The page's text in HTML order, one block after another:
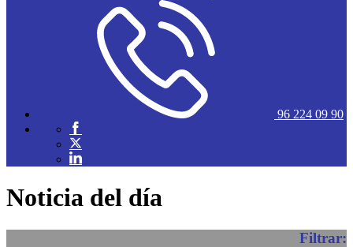
96 224 09 90
Noticia del día
Filtrar: